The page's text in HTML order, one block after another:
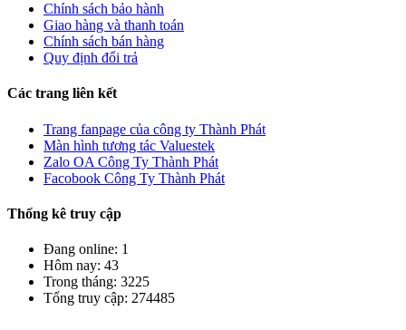
Chính sách bảo hành
Giao hàng và thanh toán
Chính sách bán hàng
Quy định đổi trả
Các trang liên kết
Trang fanpage của công ty Thành Phát
Màn hình tương tác Valuestek
Zalo OA Công Ty Thành Phát
Facobook Công Ty Thành Phát
Thống kê truy cập
Đang online: 1
Hôm nay: 43
Trong tháng: 3225
Tổng truy cập: 274485